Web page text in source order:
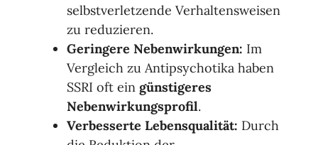
selbstverletzende Verhaltensweisen
zu reduzieren.
Geringere Nebenwirkungen: Im
Vergleich zu Antipsychotika haben
SSRI oft ein günstigeres
Nebenwirkungsprofil.
Verbesserte Lebensqualität: Durch